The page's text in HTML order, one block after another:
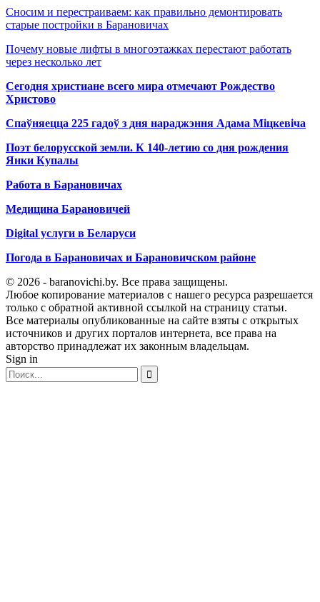
Сносим и перестраиваем: как правильно демонтировать
старые постройки в Барановичах
Почему новые лифты в многоэтажках перестают работать
через несколько лет
Сегодня христиане всего мира отмечают Рождество
Христово
Спаўняецца 225 гадоў з дня нараджэння Адама Міцкевіча
Поэт белорусской земли. К 140-летию со дня рождения
Янки Купалы
Работа в Барановичах
Медицина Барановичей
Digital услуги в Беларуси
Погода в Барановичах и Барановичском районе
© 2026 - baranovichi.by. Все права защищены.
Любое копирование материалов с нашего ресурса разрешается
только с обратной активной ссылкой на страницу статьи.
Все материалы опубликованные на сайте взяты с открытых
источников и других порталов интернета, все права на
авторство принадлежат их законным владельцам.
Sign in